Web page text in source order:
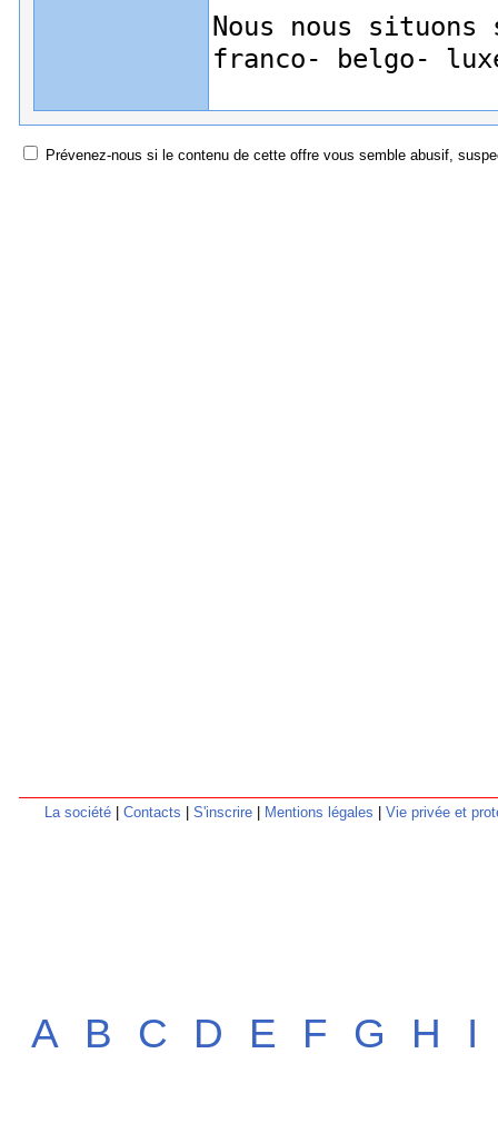
Nous nous
franco- belgo-
Prévenez-nous si le contenu de cette offre vous semble abusif,
La société Contacts S'inscrire Mentions légales Vie privée et
A B C D E F G H I